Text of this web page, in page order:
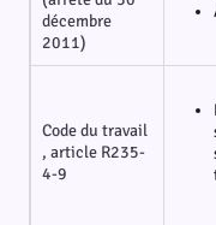
décembre
2011)
Code du travail
, article R235-
4-9